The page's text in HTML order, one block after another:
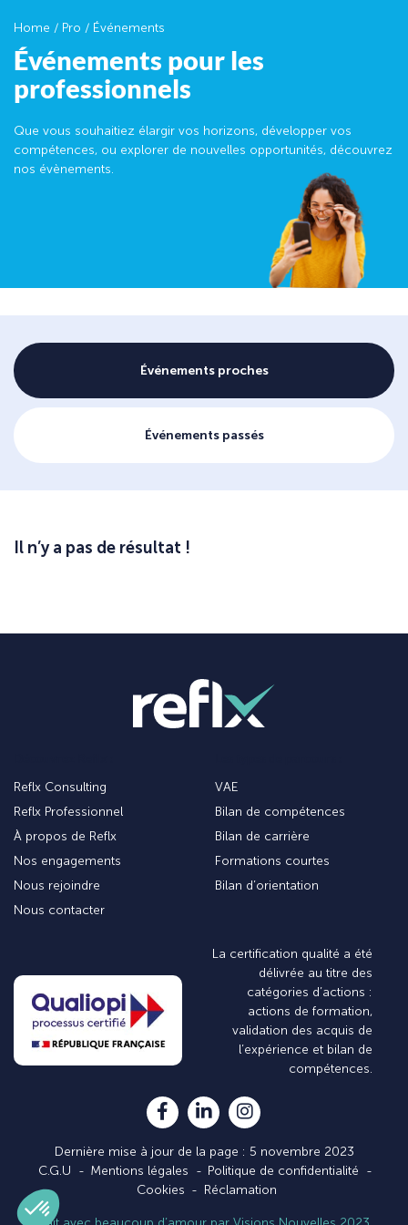
Home / Pro / Événements
Événements pour les
professionnels
Que vous souhaitiez élargir vos horizons, développer vos
compétences, ou explorer de nouvelles opportunités, découvrez
nos évènements.
Événements proches
Événements passés
Il n’y a pas de résultat !
Reflx Consulting
Reflx Professionnel
À propos de Reflx
Nos engagements
Nous rejoindre
Nous contacter
VAE
Bilan de compétences
Bilan de carrière
Formations courtes
Bilan d’orientation
La certification qualité a été
délivrée au titre des
catégories d’actions :
actions de formation,
validation des acquis de
l’expérience et bilan de
compétences.
Dernière mise à jour de la page : 5 novembre 2023
C.G.U
Mentions légales
Politique de confidentialité
Cookies
Réclamation